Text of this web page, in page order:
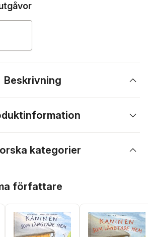
Beskrivning
kategorier
författare